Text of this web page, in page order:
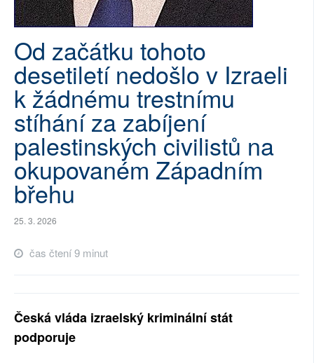
Od začátku tohoto
desetiletí nedošlo v Izraeli
k žádnému trestnímu
stíhání za zabíjení
palestinských civilistů na
okupovaném Západním
břehu
25. 3. 2026
čas čtení 9 minut
Česká vláda izraelský kriminální stát
podporuje